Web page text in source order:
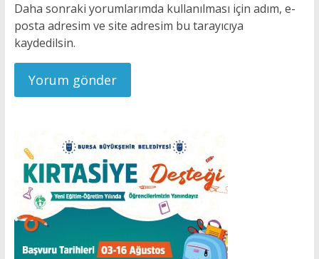
Daha sonraki yorumlarımda kullanılması için adım, e-
posta adresim ve site adresim bu tarayıcıya
kaydedilsin.